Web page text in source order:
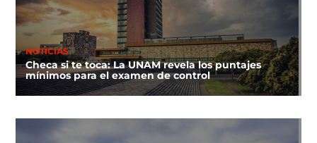
NOTICIAS
Checa si te toca: La UNAM revela los puntajes
mínimos para el examen de control